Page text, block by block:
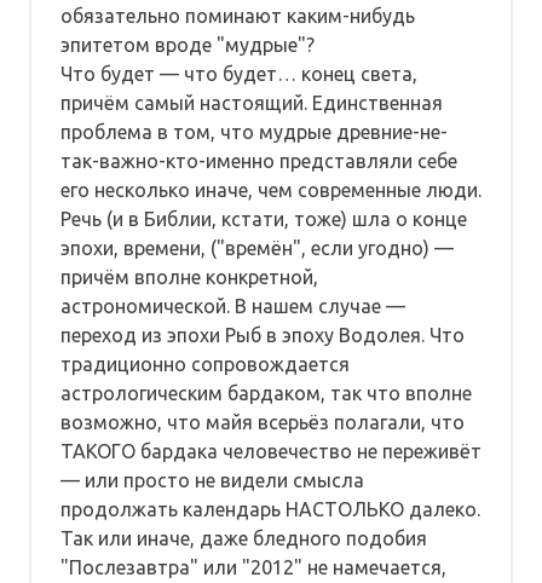
обязательно поминают каким-нибудь
эпитетом вроде "мудрые"?
Что будет — что будет… конец света,
причём самый настоящий. Единственная
проблема в том, что мудрые древние-не-
так-важно-кто-именно представляли себе
его несколько иначе, чем современные люди.
Речь (и в Библии, кстати, тоже) шла о конце
эпохи, времени, ("времён", если угодно) —
причём вполне конкретной,
астрономической. В нашем случае —
переход из эпохи Рыб в эпоху Водолея. Что
традиционно сопровождается
астрологическим бардаком, так что вполне
возможно, что майя всерьёз полагали, что
ТАКОГО бардака человечество не переживёт
— или просто не видели смысла
продолжать календарь НАСТОЛЬКО далеко.
Так или иначе, даже бледного подобия
"Послезавтра" или "2012" не намечается,